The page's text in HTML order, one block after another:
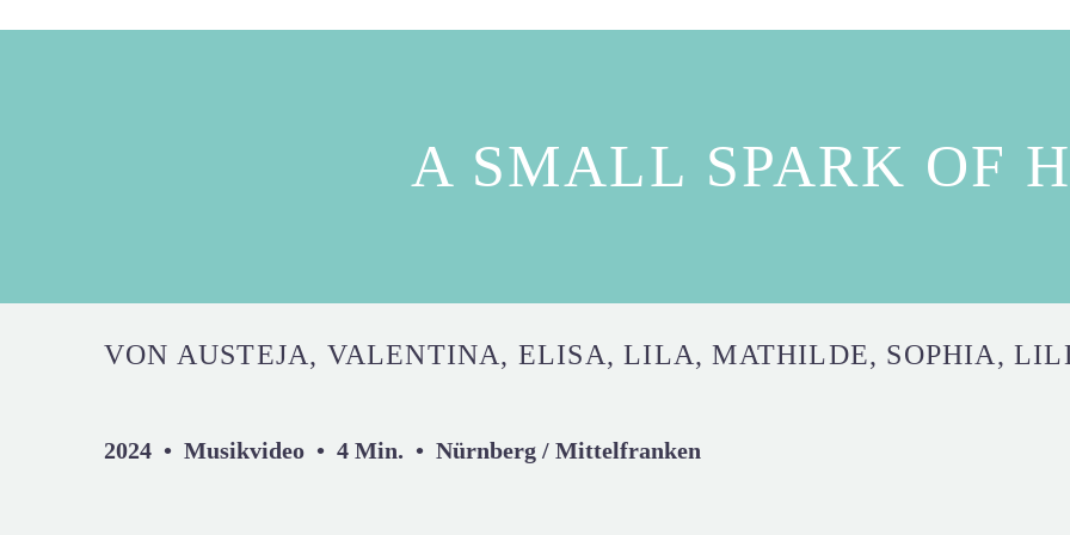
A SMALL SPARK OF
VON AUSTEJA, VALENTINA, ELISA, LILA, MATHILDE, SOPHIA,
2024 • Musikvideo • 4 Min. • Nürnberg / Mittelfranken